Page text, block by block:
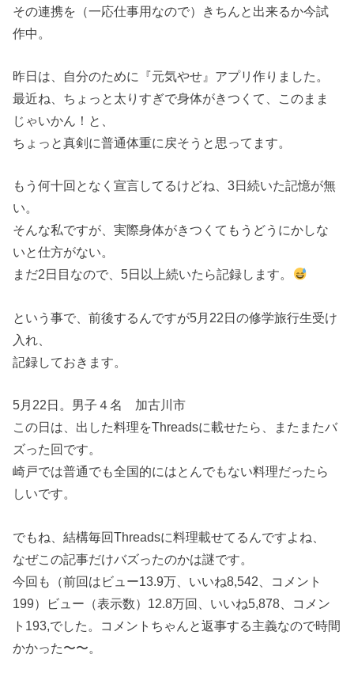
その連携を（一応仕事用なので）きちんと出来るか今試
作中。
昨日は、自分のために『元気やせ』アプリ作りました。
最近ね、ちょっと太りすぎで身体がきつくて、このまま
じゃいかん！と、
ちょっと真剣に普通体重に戻そうと思ってます。
もう何十回となく宣言してるけどね、3日続いた記憶が無
い。
そんな私ですが、実際身体がきつくてもうどうにかしな
いと仕方がない。
まだ2日目なので、5日以上続いたら記録します。
という事で、前後するんですが5月22日の修学旅行生受け
入れ、
記録しておきます。
5月22日。男子４名 加古川市
この日は、出した料理をThreadsに載せたら、またまたバ
ズった回です。
崎戸では普通でも全国的にはとんでもない料理だったら
しいです。
でもね、結構毎回Threadsに料理載せてるんですよね、
なぜこの記事だけバズったのかは謎です。
今回も（前回はビュー13.9万、いいね8,542、コメント
199）ビュー（表示数）12.8万回、いいね5,878、コメン
ト193,でした。コメントちゃんと返事する主義なので時間
かかった〜〜。